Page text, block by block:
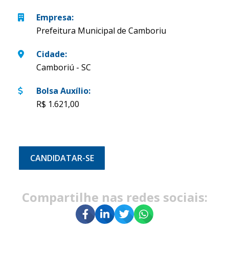
Empresa:
Prefeitura Municipal de Camboriu
Cidade:
Camboriú - SC
Bolsa Auxílio:
R$ 1.621,00
CANDIDATAR-SE
Compartilhe nas redes sociais: